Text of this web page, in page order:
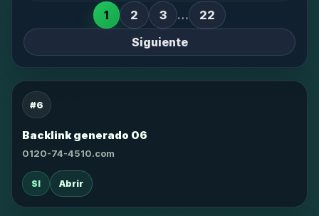
1
2 3 …
22
Siguiente
#6
Backlink generado 06
0120-74-4510.com
SI Abrir